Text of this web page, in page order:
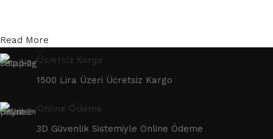
Read More
1500 Lira Üzeri Ücretsiz Kargo
3D Güvenlik Sistemiyle Online Ödeme